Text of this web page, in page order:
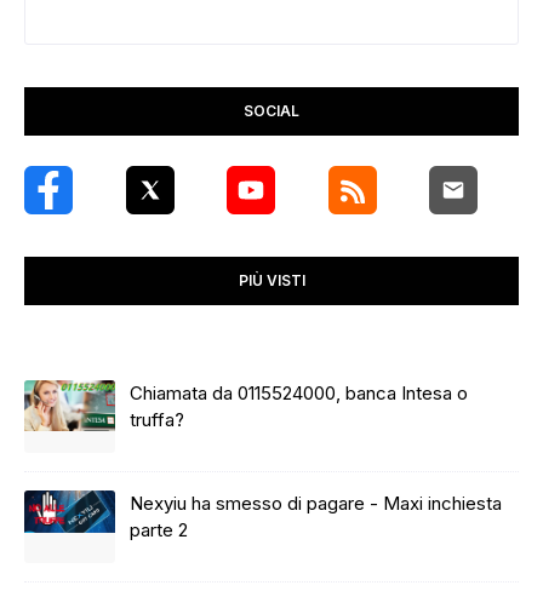
SOCIAL
PIÙ VISTI
Chiamata da 0115524000, banca Intesa o
truffa?
Nexyiu ha smesso di pagare - Maxi inchiesta
parte 2